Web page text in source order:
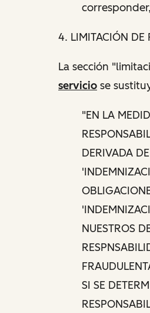
4. LIMITACIÓN DE
La sección
servicio se
"EN LA
DERIVADA
NUESTROS
SI SE